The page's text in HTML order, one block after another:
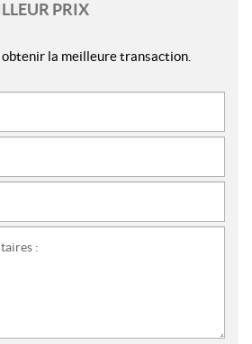
PRIX
la meilleure transaction.
: